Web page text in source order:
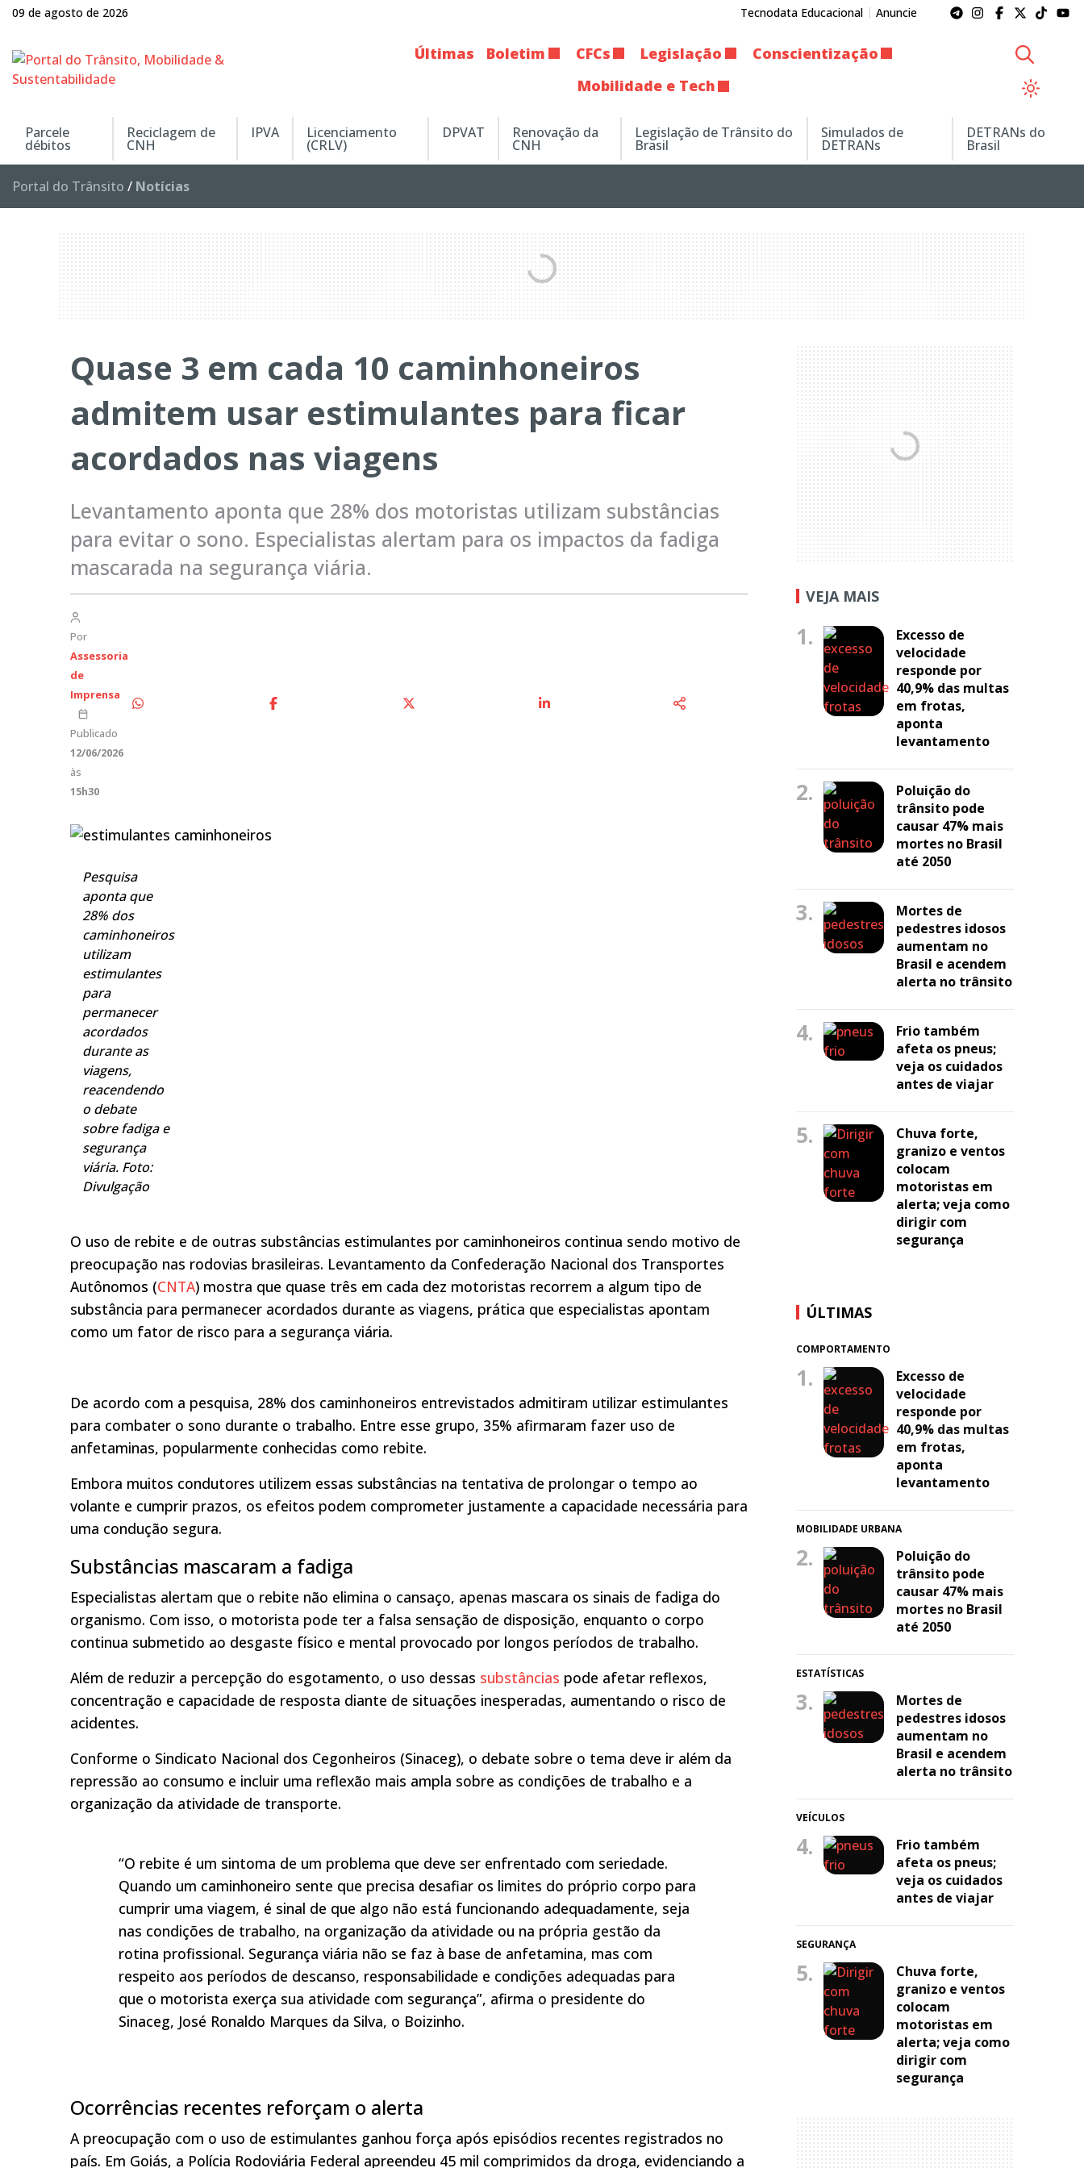
09 de agosto de 2026 Tecnodata Educacional Anuncie
Últimas Boletim CFCs Legislação
Conscientização
Mobilidade e Tech
Parcele
débitos
Reciclagem de
CNH
IPVA Licenciamento
(CRLV)
DPVAT Renovação da
CNH
Legislação de Trânsito do
Brasil
Simulados de
DETRANs
DETRANs do
Brasil
Portal do Trânsito / Notícias
Quase 3 em cada 10 caminhoneiros
admitem usar estimulantes para ficar
acordados nas viagens
Levantamento aponta que 28% dos motoristas utilizam substâncias
para evitar o sono. Especialistas alertam para os impactos da fadiga
mascarada na segurança viária.
Por
Assessoria
de
Imprensa
Publicado
12/06/2026
às
15h30
Pesquisa
aponta que
28% dos
caminhoneiros
utilizam
estimulantes
para
permanecer
acordados
durante as
viagens,
reacendendo
o debate
sobre fadiga e
segurança
viária. Foto:
Divulgação
O uso de rebite e de outras substâncias estimulantes por caminhoneiros continua sendo motivo de
preocupação nas rodovias brasileiras. Levantamento da Confederação Nacional dos Transportes
Autônomos (CNTA) mostra que quase três em cada dez motoristas recorrem a algum tipo de
substância para permanecer acordados durante as viagens, prática que especialistas apontam
como um fator de risco para a segurança viária.
De acordo com a pesquisa, 28% dos caminhoneiros entrevistados admitiram utilizar estimulantes
para combater o sono durante o trabalho. Entre esse grupo, 35% afirmaram fazer uso de
anfetaminas, popularmente conhecidas como rebite.
Embora muitos condutores utilizem essas substâncias na tentativa de prolongar o tempo ao
volante e cumprir prazos, os efeitos podem comprometer justamente a capacidade necessária para
uma condução segura.
Substâncias mascaram a fadiga
Especialistas alertam que o rebite não elimina o cansaço, apenas mascara os sinais de fadiga do
organismo. Com isso, o motorista pode ter a falsa sensação de disposição, enquanto o corpo
continua submetido ao desgaste físico e mental provocado por longos períodos de trabalho.
Além de reduzir a percepção do esgotamento, o uso dessas substâncias pode afetar reflexos,
concentração e capacidade de resposta diante de situações inesperadas, aumentando o risco de
acidentes.
Conforme o Sindicato Nacional dos Cegonheiros (Sinaceg), o debate sobre o tema deve ir além da
repressão ao consumo e incluir uma reflexão mais ampla sobre as condições de trabalho e a
organização da atividade de transporte.
“O rebite é um sintoma de um problema que deve ser enfrentado com seriedade.
Quando um caminhoneiro sente que precisa desafiar os limites do próprio corpo para
cumprir uma viagem, é sinal de que algo não está funcionando adequadamente, seja
nas condições de trabalho, na organização da atividade ou na própria gestão da
rotina profissional. Segurança viária não se faz à base de anfetamina, mas com
respeito aos períodos de descanso, responsabilidade e condições adequadas para
que o motorista exerça sua atividade com segurança”, afirma o presidente do
Sinaceg, José Ronaldo Marques da Silva, o Boizinho.
Ocorrências recentes reforçam o alerta
A preocupação com o uso de estimulantes ganhou força após episódios recentes registrados no
país. Em Goiás, a Polícia Rodoviária Federal apreendeu 45 mil comprimidos da droga, evidenciando a
VEJA MAIS
1.
Excesso de
velocidade
responde por
40,9% das multas
em frotas,
aponta
levantamento
2.
Poluição do
trânsito pode
causar 47% mais
mortes no Brasil
até 2050
3.
Mortes de
pedestres idosos
aumentam no
Brasil e acendem
alerta no trânsito
4.
Frio também
afeta os pneus;
veja os cuidados
antes de viajar
5.
Chuva forte,
granizo e ventos
colocam
motoristas em
alerta; veja como
dirigir com
segurança
ÚLTIMAS
COMPORTAMENTO
1.
Excesso de
velocidade
responde por
40,9% das multas
em frotas,
aponta
levantamento
MOBILIDADE URBANA
2.
Poluição do
trânsito pode
causar 47% mais
mortes no Brasil
até 2050
ESTATÍSTICAS
3.
Mortes de
pedestres idosos
aumentam no
Brasil e acendem
alerta no trânsito
VEÍCULOS
4.
Frio também
afeta os pneus;
veja os cuidados
antes de viajar
SEGURANÇA
5.
Chuva forte,
granizo e ventos
colocam
motoristas em
alerta; veja como
dirigir com
segurança